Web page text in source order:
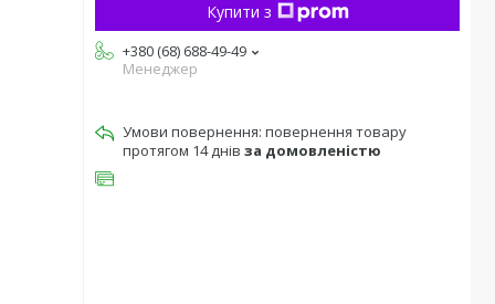
Купити з
+380 (68) 688-49-49
Менеджер
повернення товару
протягом 14 днів за домовленістю